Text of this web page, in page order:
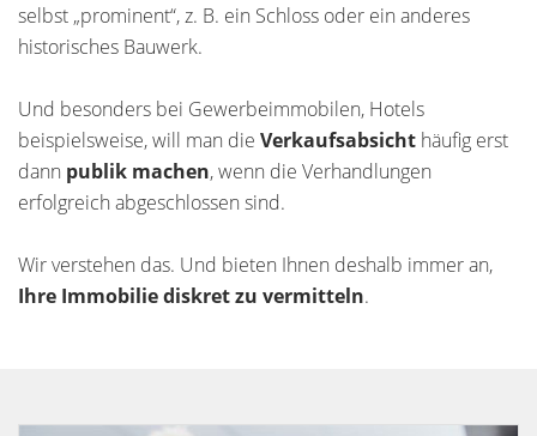
selbst „prominent“, z. B. ein Schloss oder ein anderes
historisches Bauwerk.
Und besonders bei Gewerbeimmobilen, Hotels
beispielsweise, will man die Verkaufsabsicht häufig erst
dann publik machen, wenn die Verhandlungen
erfolgreich abgeschlossen sind.
Wir verstehen das. Und bieten Ihnen deshalb immer an,
Ihre Immobilie diskret zu vermitteln.